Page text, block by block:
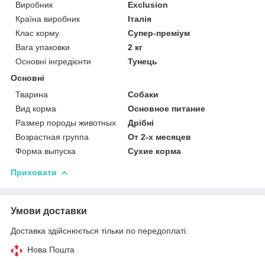
Виробник
Exclusion
Країна виробник
Італія
Клас корму
Супер-преміум
Вага упаковки
2 кг
Основні інгредієнти
Тунець
Основні
Тварина
Собаки
Вид корма
Основное питание
Размер породы животных
Дрібні
Возрастная группа
От 2-х месяцев
Форма выпуска
Сухие корма
Приховати
Умови доставки
Доставка здійснюється тільки по передоплаті.
Нова Пошта